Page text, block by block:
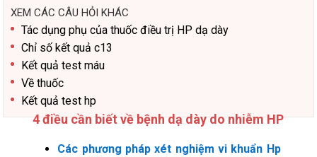
XEM CÁC CÂU HỎI KHÁC
Tác dụng phụ của thuốc điều trị HP dạ dày
Chỉ số kết quả c13
Kết quả test máu
Về thuốc
Kết quả test hp
4 điều cần biết về bệnh dạ dày do nhiễm HP
Các phương pháp xét nghiệm vi khuẩn Hp